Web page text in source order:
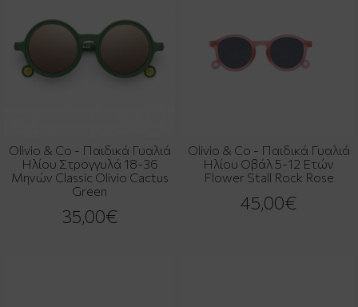
Olivio & Co - Παιδικά Γυαλιά
Ηλίου Στρογγυλά 18-36
Μηνών Classic Olivio Cactus
Green
35,00€
Olivio & Co - Παιδικά Γυαλιά
Ηλίου Οβάλ 5-12 Ετών
Flower Stall Rock Rose
45,00€